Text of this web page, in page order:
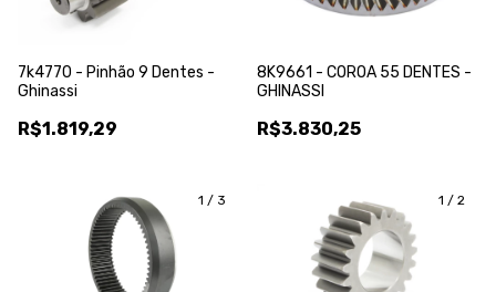
7k4770 - Pinhão 9 Dentes -
Ghinassi
R$1.819,29
8K9661 - COROA 55 DENTES -
GHINASSI
R$3.830,25
1 / 3 1 / 2